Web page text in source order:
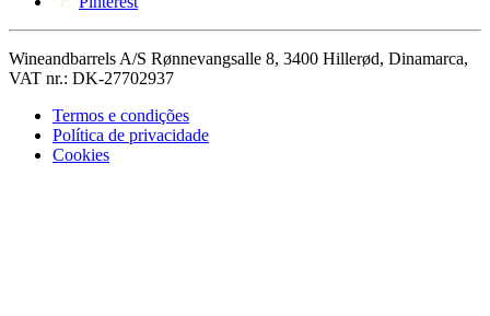
Wineandbarrels A/S Rønnevangsalle 8, 3400 Hillerød, Dinamarca,
VAT nr.: DK-27702937
Termos e condições
Política de privacidade
Cookies